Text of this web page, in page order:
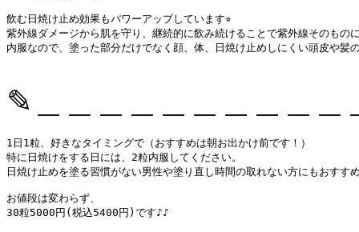
飲む日焼け止め効果もパワーアップしています⭐︎
紫外線ダメージから肌を守り、継続的に飲み続けることで紫外線そのもの
内服なので、塗った部分だけでなく顔、体、日焼け止めしにくい頭皮や髪
✎︎＿＿＿＿＿＿＿＿＿＿
1日1粒、好きなタイミングで（おすすめは朝お出かけ前です！）
特に日焼けをする日には、2粒内服してください。
日焼け止めを塗る習慣がない男性や塗り直し時間の取れない方にもおす
お値段は変わらず、
30粒5000円(税込5400円)です♪♪